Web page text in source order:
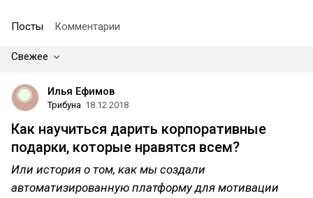
Посты Комментарии
Свежее
Илья Ефимов
Трибуна 18.12.2018
Как научиться дарить корпоративные
подарки, которые нравятся всем?
Или история о том, как мы создали
автоматизированную платформу для мотивации